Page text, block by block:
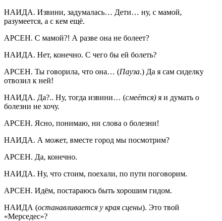
НАИДА. Извини, задумалась… Дети… ну, с мамой,
разумеется, а с кем ещё.
АРСЕН. С мамой?! А разве она не болеет?
НАИДА. Нет, конечно. С чего бы ей болеть?
АРСЕН. Ты говорила, что она… (Пауза.) Да я сам сиделку
отвозил к ней!
НАИДА. Да?.. Ну, тогда извини… (смеётся) я и думать о
болезни не хочу.
АРСЕН. Ясно, понимаю, ни слова о болезни!
НАИДА. А может, вместе город мы посмотрим?
АРСЕН. Да, конечно.
НАИДА. Ну, что стоим, поехали, по пути поговорим.
АРСЕН. Идём, постараюсь быть хорошим гидом.
НАИДА (останавливается у края сцены). Это твой
«Мерседес»?